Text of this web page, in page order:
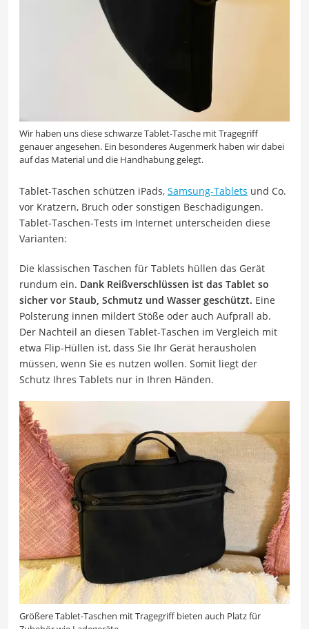
Wir haben uns diese schwarze Tablet-Tasche mit Tragegriff
genauer angesehen. Ein besonderes Augenmerk haben wir dabei
auf das Material und die Handhabung gelegt.
Tablet-Taschen schützen iPads, Samsung-Tablets und Co.
vor Kratzern, Bruch oder sonstigen Beschädigungen.
Tablet-Taschen-Tests im Internet unterscheiden diese
Varianten:
Die klassischen Taschen für Tablets hüllen das Gerät
rundum ein. Dank Reißverschlüssen ist das Tablet so
sicher vor Staub, Schmutz und Wasser geschützt. Eine
Polsterung innen mildert Stöße oder auch Aufprall ab.
Der Nachteil an diesen Tablet-Taschen im Vergleich mit
etwa Flip-Hüllen ist, dass Sie Ihr Gerät herausholen
müssen, wenn Sie es nutzen wollen. Somit liegt der
Schutz Ihres Tablets nur in Ihren Händen.
Größere Tablet-Taschen mit Tragegriff bieten auch Platz für